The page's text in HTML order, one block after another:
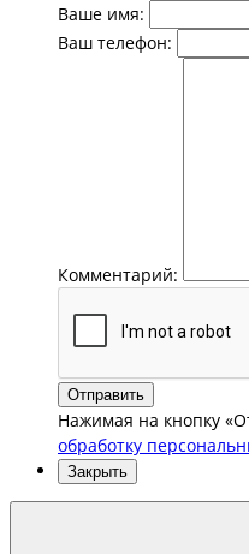
Ваше имя:
Ваш телефон:
Комментарий:
Отправить
Нажимая на кнопку
обработку
Закрыть